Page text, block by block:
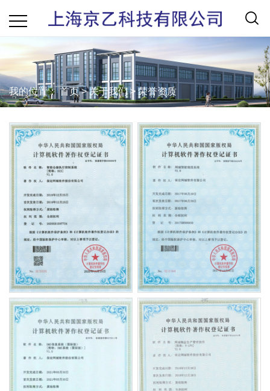
我的位置：首页>关于我们>荣誉资质